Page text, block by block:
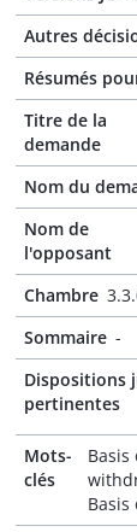
Autres
Résumés
Titre de la
demande
Nom du
Nom de
l'opposant
Chambre
Sommaire -
Dispositions
pertinentes
Mots-
clés